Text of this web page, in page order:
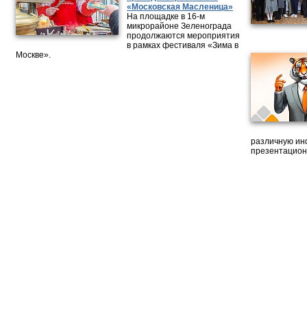
«Московская Масленица»
На площадке в 16-м
микрорайоне Зеленограда
продолжаются мероприятия
в рамках фестиваля «Зима в
Москве».
различную